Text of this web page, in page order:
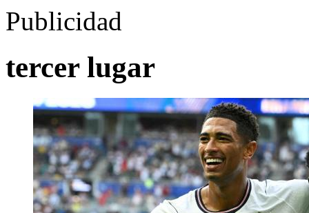
Publicidad
tercer lugar